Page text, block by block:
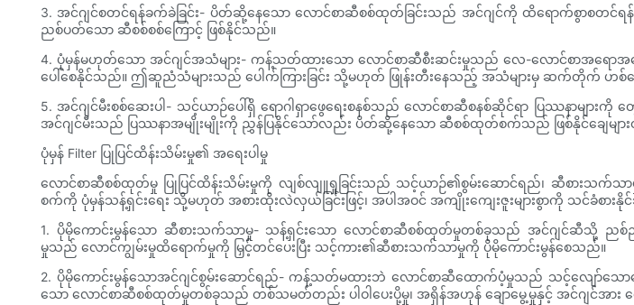
3. အင်ဂျင်စတင်ရန်ခက်ခဲခြင်း- ပိတ်ဆို့နေသော လောင်စာဆီစစ်ထုတ်ခြင်းသည် အင်ဂျင်ကို ထိရောက်စွာစ
ညစ်ပတ်သော ဆီစစ်စစ်ကြောင့် ဖြစ်နိုင်သည်။
4. ပုံမှန်မဟုတ်သော အင်ဂျင်အသံများ- ကန့်သတ်ထားသော လောင်စာဆီစီးဆင်းမှုသည် လေ-လောင်စာအရောအနှေ
ပေါ်စေနိုင်သည်။ ဤဆူညံသံများသည် ပေါက်ကြားခြင်း သို့မဟုတ် ဖြုန်းတီးနေသည့် အသံများမှ ဆက်တိုက် ဟစ်
5. အင်ဂျင်မီးစစ်ဆေးပါ- သင့်ယာဉ်ပေါ်ရှိ ရောဂါရှာဖွေရေးစနစ်သည် လောင်စာဆီစနစ်ဆိုင်ရာ ပြဿနာမျ
အင်ဂျင်မီးသည် ပြဿနာအမျိုးမျိုးကို ညွှန်ပြနိုင်သော်လည်း ပိတ်ဆို့နေသော ဆီစစ်ထုတ်စက်သည် ဖြစ်နိုင်ချေမျာ
ပုံမှန် Filter ပြုပြင်ထိန်းသိမ်းမှု၏ အရေးပါမှု
လောင်စာဆီစစ်ထုတ်မှု ပြုပြင်ထိန်းသိမ်းမှုကို လျစ်လျူရှုခြင်းသည် သင့်ယာဉ်၏စွမ်းဆောင်ရည်၊ ဆီစားသက်သာ
စက်ကို ပုံမှန်သန့်ရှင်းရေး သို့မဟုတ် အစားထိုးလဲလှယ်ခြင်းဖြင့်၊ အပါအဝင် အကျိုးကျေးဇူးများစွာကို သင်ခံစား
1. ပိုမိုကောင်းမွန်သော ဆီစားသက်သာမှု- သန့်ရှင်းသော လောင်စာဆီစစ်ထုတ်မှုတစ်ခုသည် အင်ဂျင်ဆီသို့ ညစ်ည
မှုသည် လောင်ကျွမ်းမှုထိရောက်မှုကို မြှင့်တင်ပေးပြီး သင့်ကား၏ဆီစားသက်သာမှုကို ပိုမိုကောင်းမွန်စေသည်။
2. ပိုမိုကောင်းမွန်သောအင်ဂျင်စွမ်းဆောင်ရည်- ကန့်သတ်မထားဘဲ လောင်စာဆီထောက်ပံ့မှုသည် သင့်လျော်သော
သော လောင်စာဆီစစ်ထုတ်မှုတစ်ခုသည် တစ်သမတ်တည်း ပါဝါပေးပို့မှု၊ အရှိန်အဟုန် ချောမွေ့မှုနှင့် အင်ဂျင်အား လ